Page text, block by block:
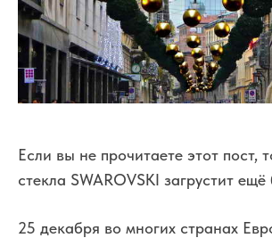
Если вы не прочитаете этот пост,
стекла SWAROVSKI загрустит
25 декабря во многих странах